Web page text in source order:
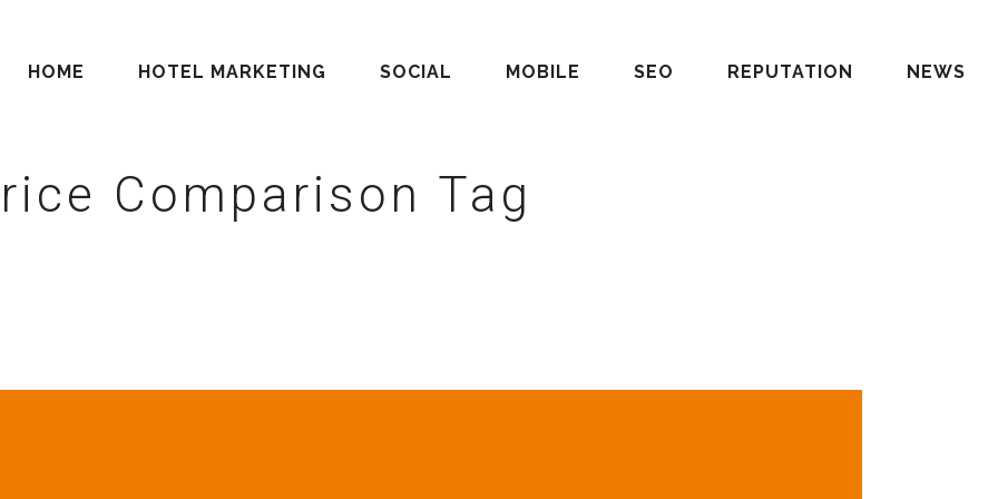
HOME HOTEL MARKETING SOCIAL MOBILE SEO REPUTATION NEWS
Comparison Tag